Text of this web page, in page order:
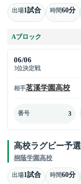
出場1試合 時間60分
Aブロック
06/06
3位決定戦
相手茗溪学園高校
番号 3
高校ラグビー予選
桐蔭学園高校
出場1試合 時間60分